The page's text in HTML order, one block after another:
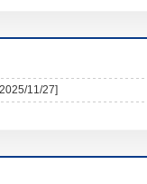
11/27]